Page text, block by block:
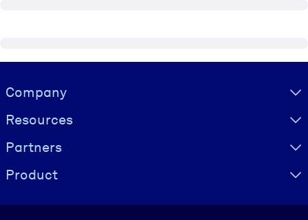
Visually hidden Text
Company
Resources
Partners
Product